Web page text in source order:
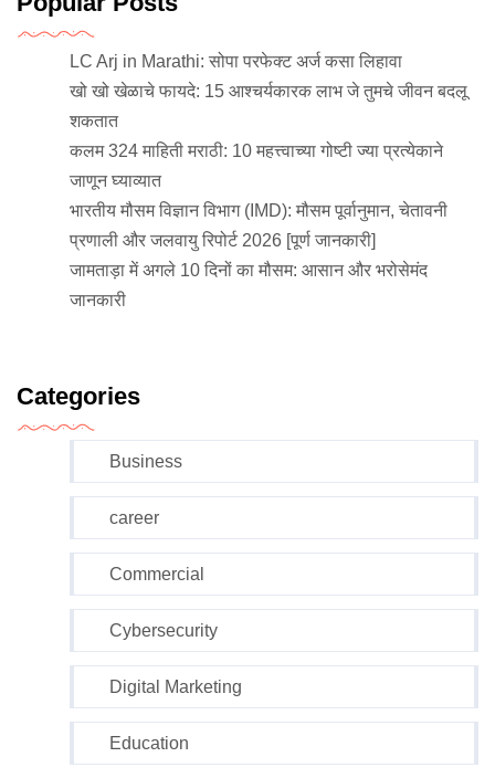
LC Arj in Marathi: सोपा परफेक्ट अर्ज कसा लिहावा
खो खो खेळाचे फायदे: 15 आश्चर्यकारक लाभ जे तुमचे जीवन बदलू
शकतात
कलम 324 माहिती मराठी: 10 महत्त्वाच्या गोष्टी ज्या प्रत्येकाने
जाणून घ्याव्यात
भारतीय मौसम विज्ञान विभाग (IMD): मौसम पूर्वानुमान, चेतावनी
प्रणाली और जलवायु रिपोर्ट 2026 [पूर्ण जानकारी]
जामताड़ा में अगले 10 दिनों का मौसम: आसान और भरोसेमंद
जानकारी
Categories
Business
career
Commercial
Cybersecurity
Digital Marketing
Education